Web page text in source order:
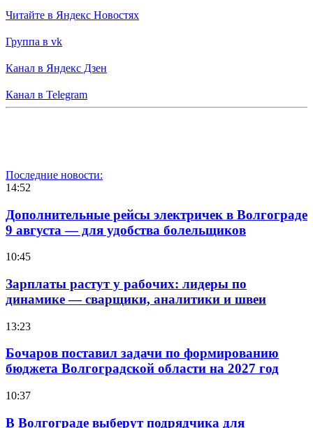
Читайте в Яндекс Новостях
Группа в vk
Канал в Яндекс Дзен
Канал в Telegram
Последние новости:
14:52
Дополнительные рейсы электричек в Волгограде
9 августа — для удобства болельщиков
10:45
Зарплаты растут у рабочих: лидеры по
динамике — сварщики, аналитики и швеи
13:23
Бочаров поставил задачи по формированию
бюджета Волгоградской области на 2027 год
10:37
В Волгограде выберут подрядчика для